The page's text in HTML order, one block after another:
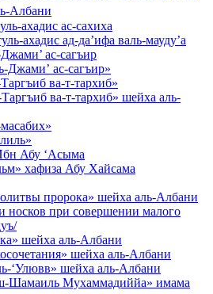
Албани
ахадис ас-сахиха
ахадис ад-да’ифа валь-мауду’а
ас-сагъир
Джами’ ас-сагъир»
ва-т-тархиб»
ва-т-тархиб» шейха аль-
Абу ‘Асыма
хафиза Абу Хайсама
пророка» шейха аль-Албани
носков при совершении малого
шейха аль-Албани
шейха аль-Албани
‘Улювв» шейха аль-Албани
Шамаиль Мухаммадиййа» имама